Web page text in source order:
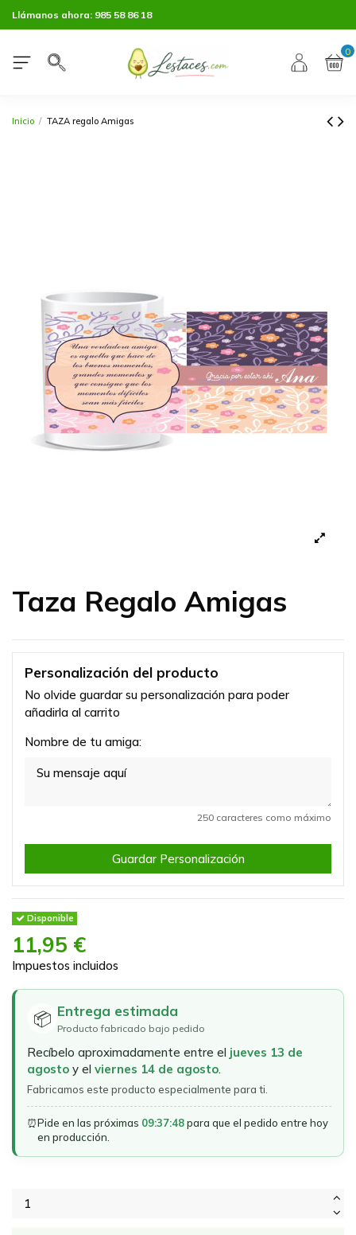
Llámanos ahora: 985 58 86 18
0
Inicio TAZA regalo Amigas
Taza Regalo Amigas
Personalización del producto
No olvide guardar su personalización para poder
añadirla al carrito
Nombre de tu amiga:
250 caracteres como máximo
Guardar Personalización
Disponible
11,95 €
Impuestos incluidos
📦 Entrega estimada
Producto fabricado bajo pedido
Recíbelo aproximadamente entre el jueves 13 de
agosto y el viernes 14 de agosto.
Fabricamos este producto especialmente para ti.
⏰Pide en las próximas 09:37:48para que el pedido entre hoy
en producción.